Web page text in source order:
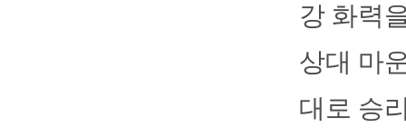
강 화력
상대 마
대로 승